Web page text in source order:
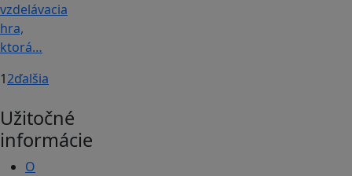
vzdelávacia
hra,
ktorá…
12ďalšia
Užitočné
informácie
O